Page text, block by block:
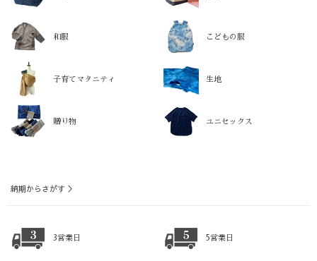
和服 こどもの服
子育てマタニティ 生地
贈り物 ユニセックス
納期からさがす ＞
3営業日 5営業日